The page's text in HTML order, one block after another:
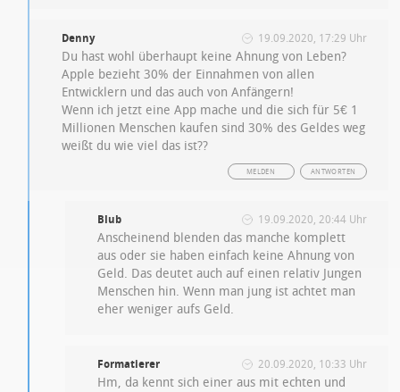
Denny 19.09.2020, 17:29 Uhr
Du hast wohl überhaupt keine Ahnung von Leben?
Apple bezieht 30% der Einnahmen von allen
Entwicklern und das auch von Anfängern!
Wenn ich jetzt eine App mache und die sich für 5€ 1
Millionen Menschen kaufen sind 30% des Geldes weg
weißt du wie viel das ist??
ANTWORTEN
MELDEN
Blub 19.09.2020, 20:44 Uhr
Anscheinend blenden das manche komplett
aus oder sie haben einfach keine Ahnung von
Geld. Das deutet auch auf einen relativ Jungen
Menschen hin. Wenn man jung ist achtet man
eher weniger aufs Geld.
Formatierer 20.09.2020, 10:33 Uhr
Hm, da kennt sich einer aus mit echten und